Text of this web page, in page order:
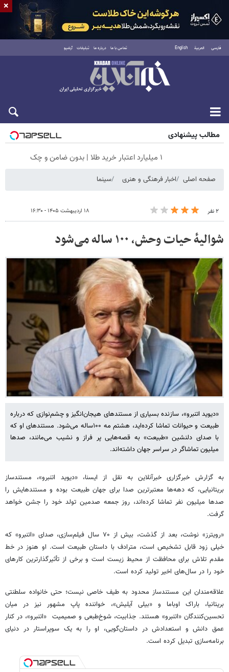
فارسی العربية English تماس با ما درباره ما تبلیغات آرشیو
شنبه ۱۷ مرداد ۱۴۰۵
مطالب پیشنهادی
۱ میلیارد اعتبار خرید طلا | بدون ضامن و چک
صفحه اصلی اخبار فرهنگی و هنری سینما
۲ نفر ۱۸ اردیبهشت ۱۴۰۵ - ۱۶:۳۰
شوالیهٔ حیات وحش، ۱۰۰ ساله می‌شود
«دیوید اتنبرو»، سازنده بسیاری از مستندهای هیجان‌انگیز و چشم‌نوازی که درباره
طبیعت و حیوانات تماشا کرده‌اید، هشتم مه ۱۰۰ساله می‌شود. مستندهای او که
با صدای دلنشین «طبیعت»‌ به قصه‌هایی پر فراز و نشیب می‌مانند، صدها
میلیون تماشاگر در سراسر جهان داشته‌اند.
به گزارش خبرگزاری خبرآنلاین به نقل از ایسنا،‌ «دیوید اتنبرو»، مستندساز
بریتانیایی، که دهه‌ها معتبرترین صدا برای جهان طبیعت بوده و مستندهایش را
صدها میلیون نفر تماشا کرده‌اند، روز جمعه صدمین تولد خود را جشن خواهد
گرفت.
«رویترز» نوشت، بعد از گذشت، بیش از ۷۰ سال فیلم‌سازی، صدای «اتنبرو»‌ که
خیلی زود قابل تشخیص است، مترادف با داستان طبیعت است. او هنوز در خط
مقدم تلاش‌ برای محافظت از محیط زیست است و برخی از تأثیرگذارترین کارهای
خود را در سال‌های اخیر تولید کرده است.
علاقه‌مندان این مستندساز محدود به طیف خاصی نیست؛‌ حتی خانواده سلطنتی
بریتانیا، باراک اوباما و «بیلی آیلیش»، خواننده پاپ مشهور نیز در میان
تحسین‌کنندگان «اتنبرو» هستند. جذابیت، شوخ‌طبعی و صمیمیت «اتنبرو»، در کنار
عمق دانش و استعدادش در داستان‌گویی، او را به یک سوپراستار در دنیای
برنامه‌سازی تبدیل کرده است.
×